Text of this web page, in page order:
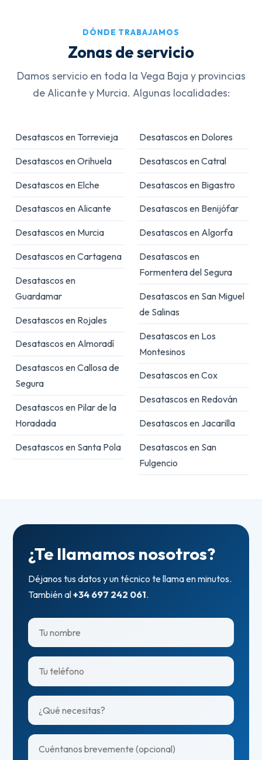
DÓNDE TRABAJAMOS
Zonas de servicio
Damos servicio en toda la Vega Baja y provincias
de Alicante y Murcia. Algunas localidades:
Desatascos en Torrevieja
Desatascos en Orihuela
Desatascos en Elche
Desatascos en Alicante
Desatascos en Murcia
Desatascos en Cartagena
Desatascos en
Guardamar
Desatascos en Rojales
Desatascos en Almoradí
Desatascos en Callosa de
Segura
Desatascos en Pilar de la
Horadada
Desatascos en Santa Pola
Desatascos en Dolores
Desatascos en Catral
Desatascos en Bigastro
Desatascos en Benijófar
Desatascos en Algorfa
Desatascos en
Formentera del Segura
Desatascos en San Miguel
de Salinas
Desatascos en Los
Montesinos
Desatascos en Cox
Desatascos en Redován
Desatascos en Jacarilla
Desatascos en San
Fulgencio
¿Te llamamos nosotros?
Déjanos tus datos y un técnico te llama en minutos.
También al+34 697 242 061.